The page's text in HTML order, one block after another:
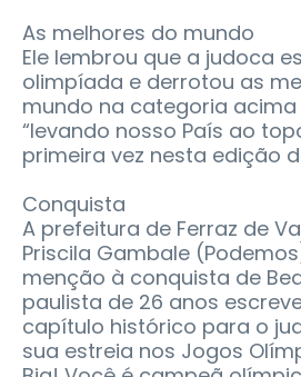
As melhores do mundo
Ele lembrou que a judoca
olimpíada e derrotou as
mundo na categoria acima
“levando nosso País ao
primeira vez nesta edição
Conquista
A prefeitura de Ferraz de
Priscila Gambale
menção à conquista de
paulista de 26 anos
capítulo histórico para o
sua estreia nos Jogos